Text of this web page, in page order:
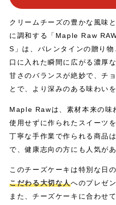
クリームチーズの豊かな風味
に調和する「Maple Raw
S」は、バレンタインの贈り物
口に入れた瞬間に広がる濃厚
甘さのバランスが絶妙で、チ
とで、より深みのある味わい
Maple Rawは、素材本来の味
使用せずに作られたスイーツ
丁寧な手作業で作られる商品
で、健康志向の方にも人気があ
このチーズケーキは特別な日
こだわる大切な人へのプレゼ
また、チーズケーキに合わせ